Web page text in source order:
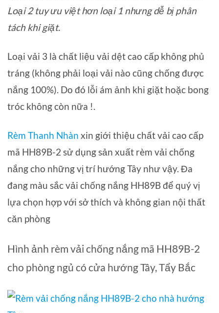
Loại 2 tuy ưu việt hơn loại 1 nhưng dễ bị phân
tách khi giặt.
Loại vải 3 là chất liệu vải dệt cao cấp không phủ
tráng (không phải loại vải nào cũng chống được
nắng 100%). Do đó lỗi ám ảnh khi giặt hoặc bong
tróc không còn nữa !.
Rèm Thanh Nhàn xin giới thiệu chất vải cao cấp
mã HH89B-2 sử dụng sản xuất rèm vải chống
nắng cho những vị trí hướng Tây như vậy. Đa
đang màu sắc vải chống nắng HH89B để quý vị
lựa chọn hợp với sở thích và không gian nội thất
căn phòng
Hình ảnh rèm vải chống nắng mã HH89B-2
cho phòng ngủ có cửa hướng Tây, Tẩy Bắc